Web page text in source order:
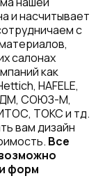
и насчитывает
с
салонах
как
HAFELE,
СОЮЗ-М,
ТОКС и тд.
вам дизайн
Все
форм